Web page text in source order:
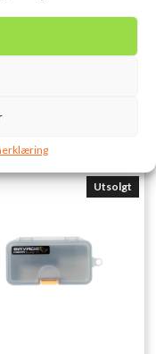
kr79,00inkl. MVA.
Utsolgt